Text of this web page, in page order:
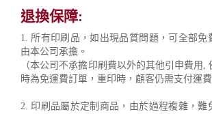
退換保障:
1. 所有印刷品，如出現品質問題，可全部免
由本公司承擔。
（本公司不承擔印刷費以外的其他引申費用,
時為免運費訂單，重印時，顧客仍需支付運費
2. 印刷品屬於定制商品，由於過程複雜，難